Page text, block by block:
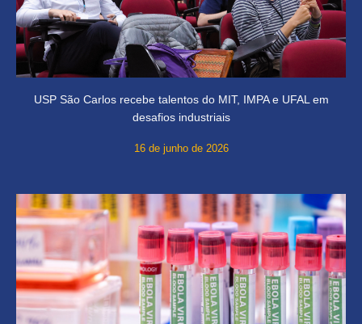
USP São Carlos recebe talentos do MIT, IMPA e UFAL em
desafios industriais
16 de junho de 2026